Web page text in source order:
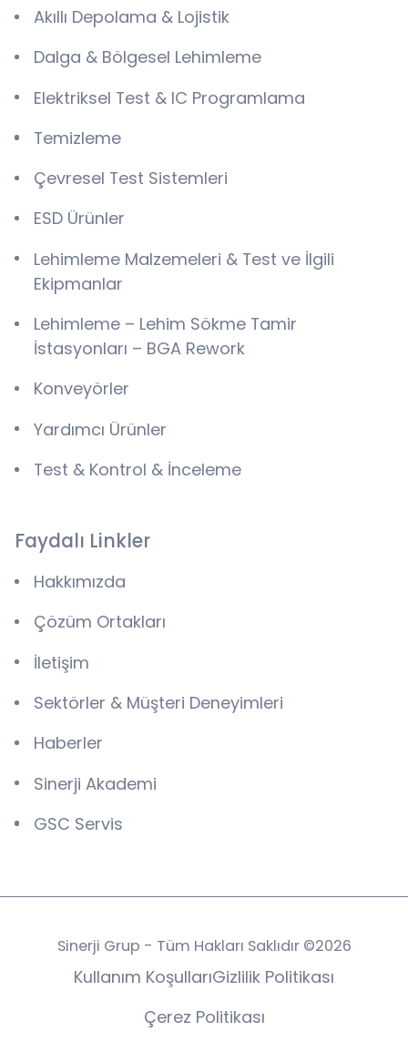
Akıllı Depolama & Lojistik
Dalga & Bölgesel Lehimleme
Elektriksel Test & IC Programlama
Temizleme
Çevresel Test Sistemleri
ESD Ürünler
Lehimleme Malzemeleri & Test ve İlgili
Ekipmanlar
Lehimleme – Lehim Sökme Tamir
İstasyonları – BGA Rework
Konveyörler
Yardımcı Ürünler
Test & Kontrol & İnceleme
Faydalı Linkler
Hakkımızda
Çözüm Ortakları
İletişim
Sektörler & Müşteri Deneyimleri
Haberler
Sinerji Akademi
GSC Servis
Sinerji Grup - Tüm Hakları Saklıdır ©2026
Kullanım KoşullarıGizlilik Politikası
Çerez Politikası